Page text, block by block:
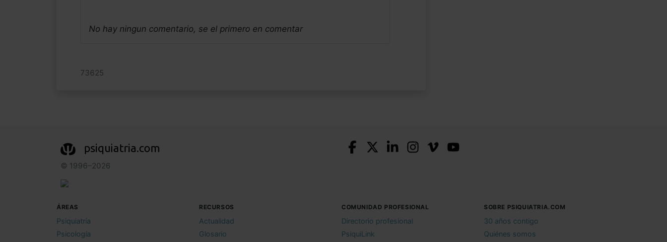
No hay ningun comentario, se el primero en comentar
73625
psiquiatria.com
© 1996–2026
ÁREAS
Psiquiatría
Psicología
RECURSOS
Actualidad
Glosario
COMUNIDAD PROFESIONAL
Directorio profesional
PsiquiLink
SOBRE PSIQUIATRIA.COM
30 años contigo
Quiénes somos